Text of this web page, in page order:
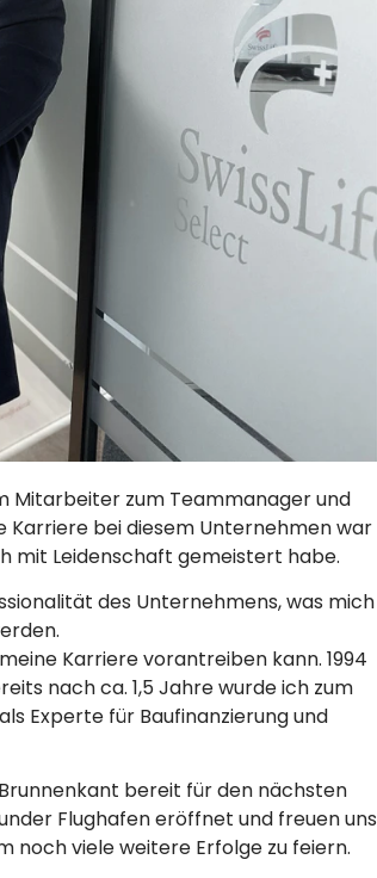
Mitarbeiter zum Teammanager und
Karriere bei diesem Unternehmen war
mit Leidenschaft gemeistert habe.
des Unternehmens, was mich
Karriere vorantreiben kann. 1994
nach ca. 1,5 Jahre wurde ich zum
Experte für Baufinanzierung und
bereit für den nächsten
Flughafen eröffnet und freuen uns
viele weitere Erfolge zu feiern.